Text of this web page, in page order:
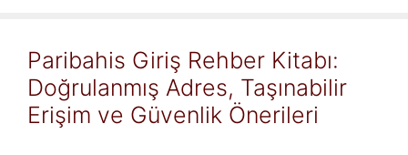
Paribahis Giriş Rehber Kitabı:
Doğrulanmış Adres, Taşınabilir
Erişim ve Güvenlik Önerileri